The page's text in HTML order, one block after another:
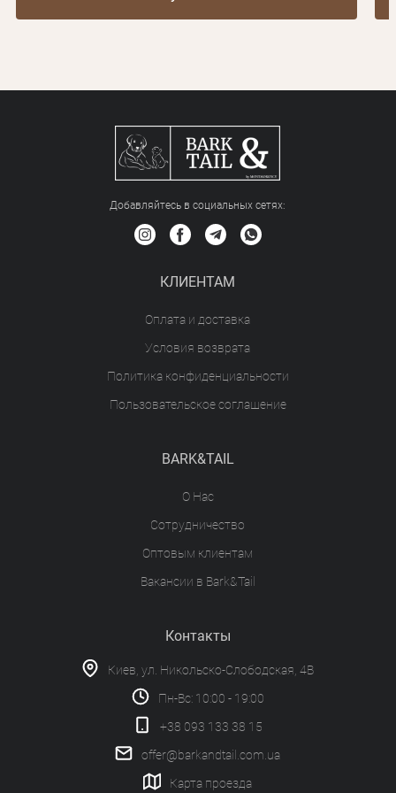
Добавляйтесь в социальных сетяx:
КЛИЕНТАМ
Оплата и доставка
Условия возврата
Политика конфиденциальности
Пользовательское соглашение
BARK&TAIL
О Нас
Сотрудничество
Оптовым клиентам
Вакансии в Bark&Tail
Контакты
Киев, ул. Никольско-Слободская, 4В
Пн-Вс: 10:00 - 19:00
+38 093 133 38 15
offer@barkandtail.com.ua
Карта проезда